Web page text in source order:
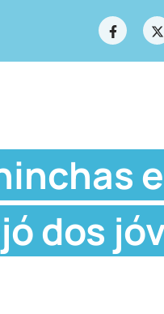
dos